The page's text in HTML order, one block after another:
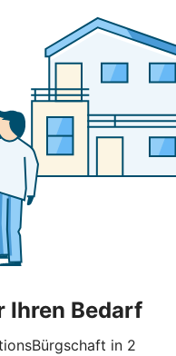
Ihren Bedarf
in 2